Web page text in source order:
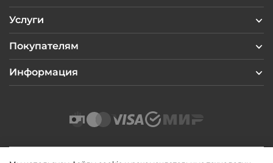
Услуги
Покупателям
Информация